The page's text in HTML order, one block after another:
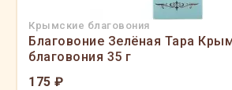
Крымские благовония
Благовоние Зелёная Тара
благовония 35 г
175 ₽